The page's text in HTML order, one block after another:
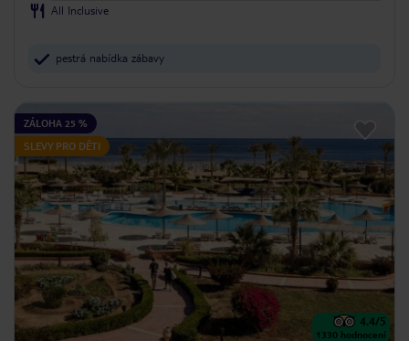
All Inclusive
pestrá nabídka zábavy
ZÁLOHA 25 %
SLEVY PRO DĚTI
4.4/5
1330 hodnocení